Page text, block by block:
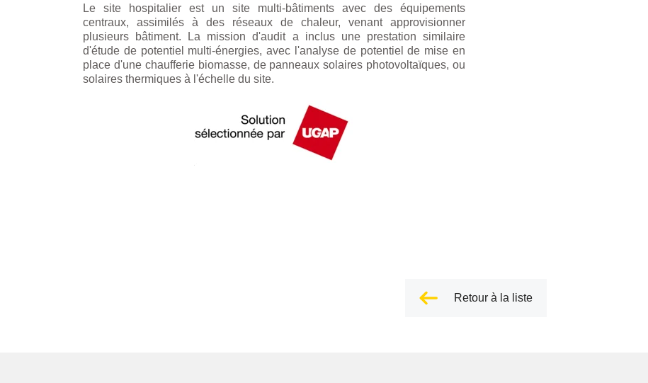
Le site hospitalier est un site multi-bâtiments avec des équipements
centraux, assimilés à des réseaux de chaleur, venant approvisionner
plusieurs bâtiment. La mission d'audit a inclus une prestation similaire
d'étude de potentiel multi-énergies, avec l'analyse de potentiel de mise en
place d'une chaufferie biomasse, de panneaux solaires photovoltaïques, ou
solaires thermiques à l'échelle du site.
Retour à la liste